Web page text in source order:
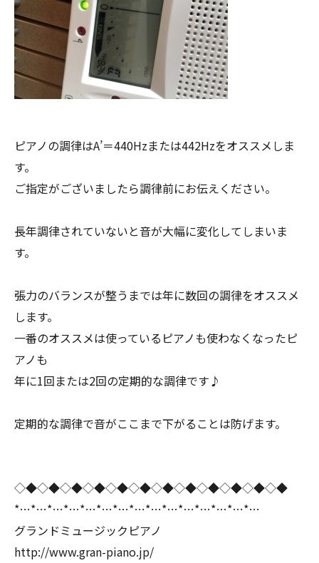
ピアノの調律はA’＝440Hzまたは442Hzをオススメしま
す。
ご指定がございましたら調律前にお伝えください。
長年調律されていないと音が大幅に変化してしまいま
す。
張力のバランスが整うまでは年に数回の調律をオススメ
します。
一番のオススメは使っているピアノも使わなくなったピ
アノも
年に1回または2回の定期的な調律です♪
定期的な調律で音がここまで下がることは防げます。
◇◆◇◆◇◆◇◆◇◆◇◆◇◆◇◆◇◆◇◆◇◆◇◆
*…*…*…*…*…*…*…*…*…*…*…*…*…*…*…
グランドミュージックピアノ
http://www.gran-piano.jp/